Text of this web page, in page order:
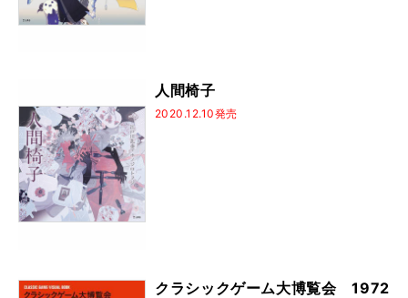
人間椅子
2020.12.10発売
クラシックゲーム大博覧会 1972